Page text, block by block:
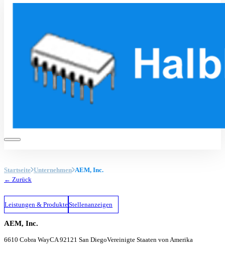
Startseite Unternehmen AEM, Inc.
← Zurück
Leistungen & ProdukteStellenanzeigen
AEM, Inc.
6610 Cobra WayCA 92121 San DiegoVereinigte Staaten von Amerika